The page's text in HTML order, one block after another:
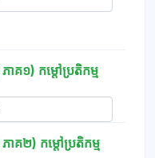
ាគ១) កម្តៅប្រតិកម្ម
ាគ២) កម្តៅប្រតិកម្ម